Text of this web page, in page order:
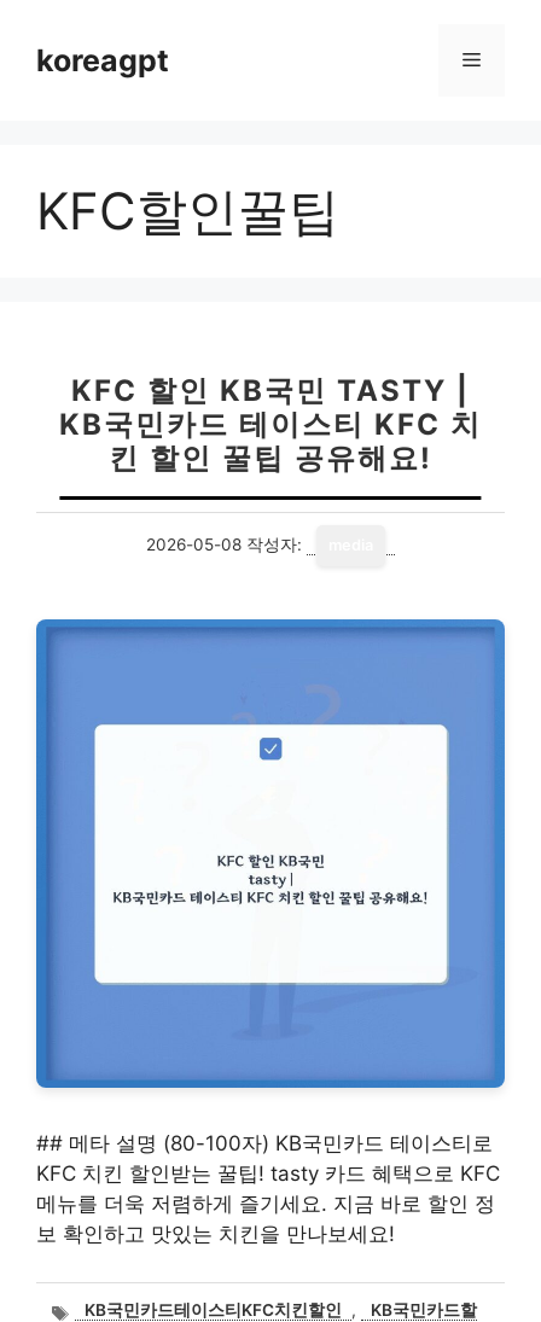
koreagpt 메
KFC할인꿀팁
KFC 할인 KB국민 TASTY |
KB국민카드 테이스티 KFC 치
킨 할인 꿀팁 공유해요!
2026-05-08 작성자:
## 메타 설명 (80-100자) KB국민카드 테이스티로
KFC 치킨 할인받는 꿀팁! tasty 카드 혜택으로 KFC
메뉴를 더욱 저렴하게 즐기세요. 지금 바로 할인 정
보 확인하고 맛있는 치킨을 만나보세요!
태KB국민카드테이스티KFC치킨할인 ,
KB국민카드할